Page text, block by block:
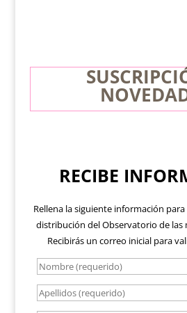
RECIBE
Rellena la siguiente información
distribución del Observatorio de las
Recibirás un correo inicial para